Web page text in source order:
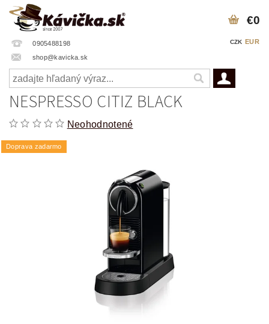
0905488198
shop@kavicka.sk
CZK EUR
€0
NESPRESSO CITIZ BLACK
Neohodnotené
Doprava zadarmo